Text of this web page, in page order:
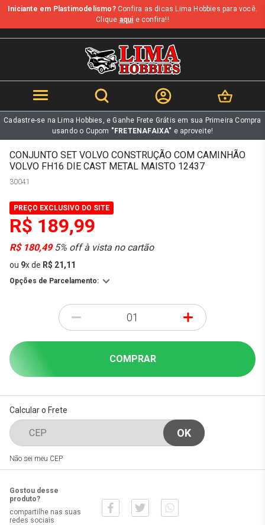
b
Iniciante em Plastimodelismo?Confira as dicas Lima Hobbies para você.
Clique aqui e confira!!
Cadastre-se na Lima Hobbies, e Ganhe Frete Grátis em sua Primeira Compra
usando o Cupom "FRETENAFAIXA" e aproveite!
CONJUNTO SET VOLVO CONSTRUÇÃO COM CAMINHÃO
VOLVO FH16 DIE CAST METAL MAISTO 12437
30041
PREÇO EXCLUSIVO DO SITE
R$ 189,99
R$ 180,495% off à vista no cartão
ou 9xde R$ 21,11
Opções de Parcelamento:
- +
COMPRAR
Calcular o Frete
Não sei meu CEP
Gostou desse
produto?
compartilhe nas suas
redes sociais